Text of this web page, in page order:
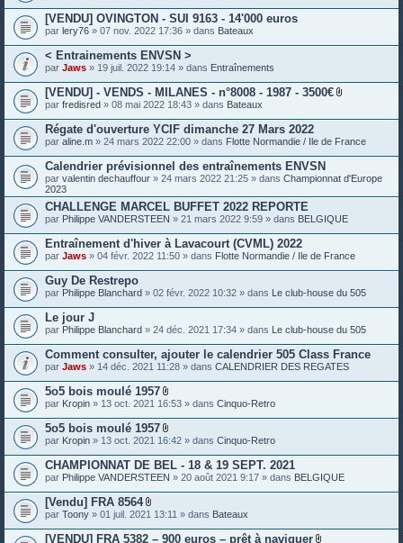
è
c
e
s
o
e
s
[VENDU] OVINGTON - SUI 9163 - 14'000 euros
par lery76 » 07 nov. 2022 17:36 » dans Bateaux
< Entrainements ENVSN >
par Jaws » 19 juil. 2022 19:14 » dans Entraînements
[VENDU] - VENDS - MILANES - n°8008 - 1987 - 3500€
è
e
s
o
n
e
s
par fredisred » 08 mai 2022 18:43 » dans Bateaux
Régate d'ouverture YCIF dimanche 27 Mars 2022
par aline.m » 24 mars 2022 22:00 » dans Flotte Normandie / Ile de France
Calendrier prévisionnel des entraînements ENVSN
par valentin dechauffour » 24 mars 2022 21:25 » dans Championnat d'Europe
2023
CHALLENGE MARCEL BUFFET 2022 REPORTE
par Philippe VANDERSTEEN » 21 mars 2022 9:59 » dans BELGIQUE
Entraînement d'hiver à Lavacourt (CVML) 2022
par Jaws » 04 févr. 2022 11:50 » dans Flotte Normandie / Ile de France
Guy De Restrepo
par Philippe Blanchard » 02 févr. 2022 10:32 » dans Le club-house du 505
Le jour J
par Philippe Blanchard » 24 déc. 2021 17:34 » dans Le club-house du 505
Comment consulter, ajouter le calendrier 505 Class France
par Jaws » 14 déc. 2021 11:28 » dans CALENDRIER DES REGATES
5o5 bois moulé 1957
P
è
e
s
o
t
e
s
par Kropin » 13 oct. 2021 16:53 » dans Cinquo-Retro
5o5 bois moulé 1957
P
è
c
e
s
o
n
par Kropin » 13 oct. 2021 16:42 » dans Cinquo-Retro
CHAMPIONNAT DE BEL - 18 & 19 SEPT. 2021
par Philippe VANDERSTEEN » 20 août 2021 9:17 » dans BELGIQUE
[Vendu] FRA 8564
P
è
par Toony » 01 juil. 2021 13:11 » dans Bateaux
[VENDU] FRA 5382 – 900 euros – prêt à naviguer